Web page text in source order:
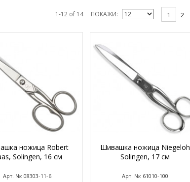
1-12 of 14 ПОКАЖИ 1 2
нoжица Robert
Solingen, 16 см
Арт. №: 08303-11-6
Шивашка ножица Niegeloh
Solingen, 17 см
Арт. №: 61010-100